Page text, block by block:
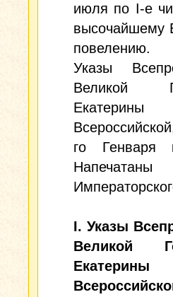
июля по I-е
высочайшему
повелению.
Указы
Великой
Екатерины
го
I. Указы
Великой
Екатерины